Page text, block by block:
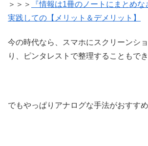
＞＞＞
『情報は1冊のノートにまとめ
実践しての【メリット＆デメリット】
今の時代なら、スマホにスクリーンシ
り、ピンタレストで整理することもでき
でもやっぱりアナログな手法がおすすめ